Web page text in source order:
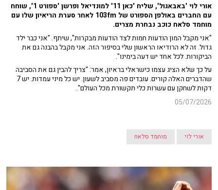
אורי לוי 'באבאגול', שליח 'כאן 11' למונדיאל ופרשן 'ספורט 1', שוחח
עם החברים באולפן הספורט של 103fm לאחר סערת הריאיון שלו עם
מוחמד סלאח כוכב נבחרת מצרים.
"אני מקבל המון הודעות חמות לצד הודעות מבקרות", שיתף. "אני כבר ילד
גדול. זה לא הרודיאו הראשון שלי בסיפור הזה. אני מקבל בהבנה גם את
הביקורות. לכל אחד יש דעה בימינו".
על כך שלא הציג עצמו כישראלי בראיון, אמר: "צריך להבין גם את הסביבה
שהדברים האלה קורים. עובדים פה מסביב לשעון. יש כל מיני עמדות. יש 7
דקות לשחקן עם עשרות כלי תקשורת מכל העולם".
05/07/2026
אורי לוי מוחמד סלאח